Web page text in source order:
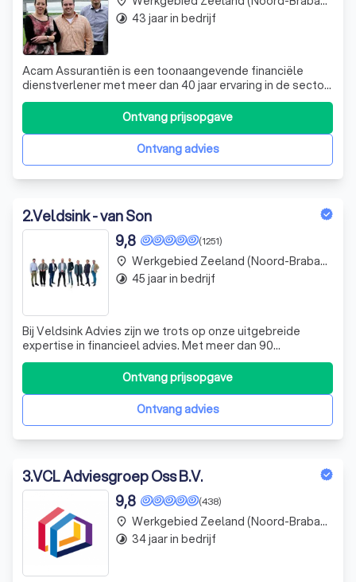
Acam Assurantiën is een toonaangevende financiële
dienstverlener met meer dan 40 jaar ervaring in de sector.
Wij zijn gespecialiseerd in particuliere en zakelijke
verzekeringen, hypotheken en pensioenen. Ons team van
13 enthousiaste medewerkers staat altijd klaar om u te
voorzien van deskundig advieOntvang advies
Ontvang prijsopgave
timelapse 43 jaar in bedrijf
2.Veldsink - van Son
(1251)
9,8
Bij Veldsink Advies zijn we trots op onze uitgebreide
expertise in financieel advies. Met meer dan 90
vestigingen verspreid over Nederland, zijn we altijd
dichtbij om u te helpen met uw financiële vraagstukken. Of
u nu op zoek bent naar advies over verzekeringen,
hypotheken, pensioenen of andere fin
Ontvang advies
Ontvang prijsopgave
place Werkgebied Zeeland (Noord-Brabant)
timelapse 45 jaar in bedrijf
3.VCL Adviesgroep Oss B.V.
(438)
9,8
place Werkgebied Zeeland (Noord-Brabant)
timelapse 34 jaar in bedrijf